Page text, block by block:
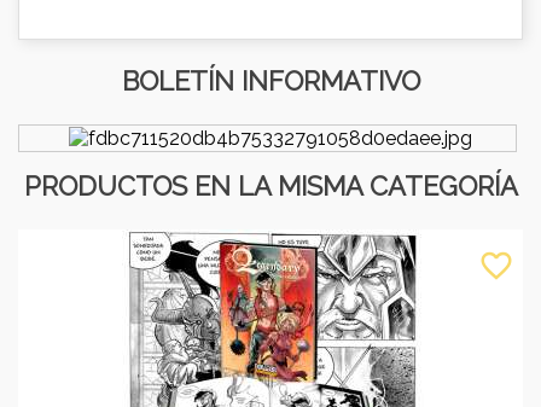
BOLETÍN INFORMATIVO
PRODUCTOS EN LA MISMA CATEGORÍA
favorite_border